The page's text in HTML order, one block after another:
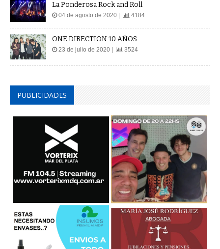
La Ponderosa Rock and Roll
04 de agosto de 2020 | 4184
ONE DIRECTION 10 AÑOS
23 de julio de 2020 | 3524
PUBLICIDADES